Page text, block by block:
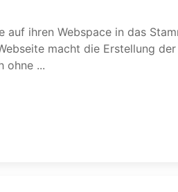
notwendigen Dateien auch ohne ...